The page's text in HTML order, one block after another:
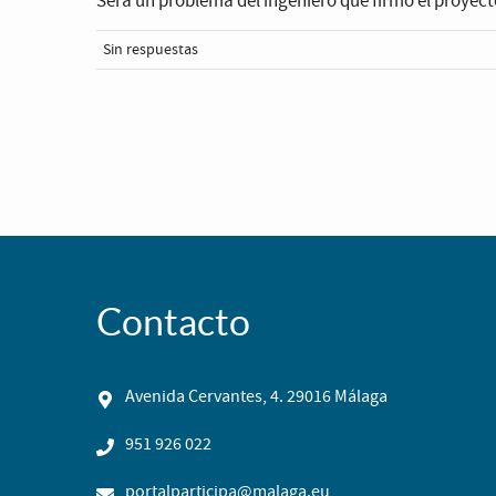
Sin respuestas
Contacto
Avenida Cervantes, 4. 29016 Málaga
951 926 022